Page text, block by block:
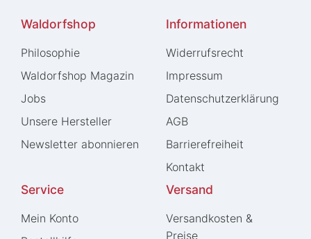
Waldorfshop
Philosophie
Waldorfshop Magazin
Jobs
Unsere Hersteller
Newsletter abonnieren
Informationen
Widerrufs­recht
Impressum
Daten­schutz­erklärung
AGB
Barrierefreiheit
Kontakt
Service
Mein Konto
Versand
Versandkosten &
Preise